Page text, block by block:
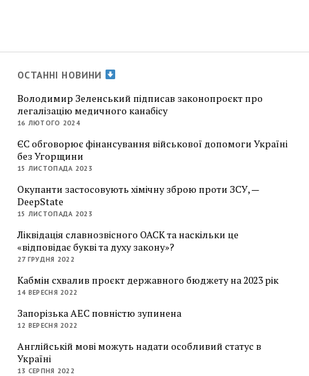
ОСТАННІ НОВИНИ
Володимир Зеленський підписав законопроєкт про
легалізацію медичного канабісу
16 ЛЮТОГО 2024
ЄС обговорює фінансування військової допомоги Україні
без Угорщини
15 ЛИСТОПАДА 2023
Окупанти застосовують хімічну зброю проти ЗСУ, —
DeepState
15 ЛИСТОПАДА 2023
Ліквідація славнозвісного ОАСК та наскільки це
«відповідає букві та духу закону»?
27 ГРУДНЯ 2022
Кабмін схвалив проєкт державного бюджету на 2023 рік
14 ВЕРЕСНЯ 2022
Запорізька АЕС повністю зупинена
12 ВЕРЕСНЯ 2022
Англійській мові можуть надати особливий статус в
Україні
13 СЕРПНЯ 2022